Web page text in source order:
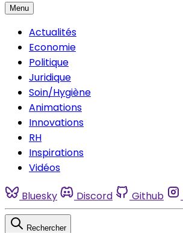
Menu
Actualités
Economie
Politique
Juridique
Soin/Hygiène
Animations
Innovations
RH
Inspirations
Vidéos
Bluesky Discord Github
Rechercher